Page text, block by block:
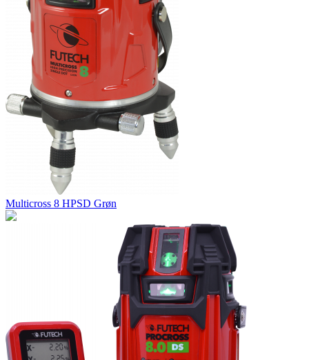
Multicross 8 HPSD Grøn